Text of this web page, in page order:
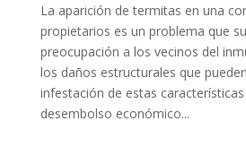
La aparición de termitas en una
propietarios es un problema que
preocupación a los vecinos del
los daños estructurales que
infestación de estas
desembolso económico...